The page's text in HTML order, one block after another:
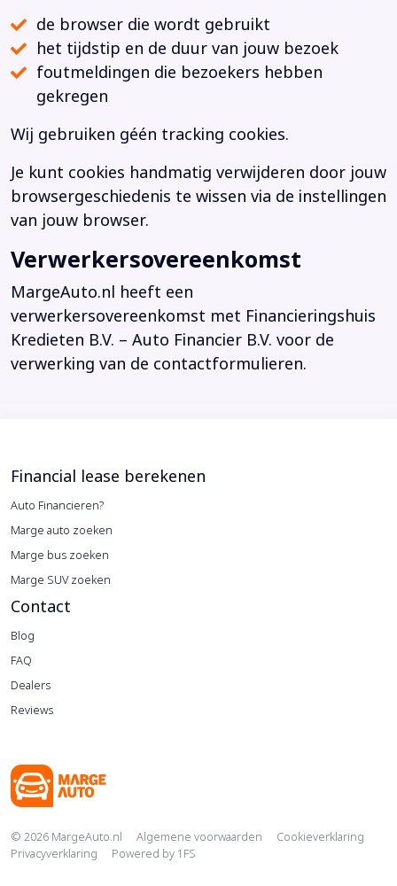
de browser die wordt gebruikt
het tijdstip en de duur van jouw bezoek
foutmeldingen die bezoekers hebben
gekregen
Wij gebruiken géén tracking cookies.
Je kunt cookies handmatig verwijderen door jouw
browsergeschiedenis te wissen via de instellingen
van jouw browser.
Verwerkersovereenkomst
MargeAuto.nl heeft een
verwerkersovereenkomst met Financieringshuis
Kredieten B.V. – Auto Financier B.V. voor de
verwerking van de contactformulieren.
Financial lease berekenen
Auto Financieren?
Marge auto zoeken
Marge bus zoeken
Marge SUV zoeken
Contact
Blog
FAQ
Dealers
Reviews
Copyright navigation
© 2026 MargeAuto.nl Algemene voorwaarden
Cookieverklaring
Privacyverklaring
Powered by 1FS